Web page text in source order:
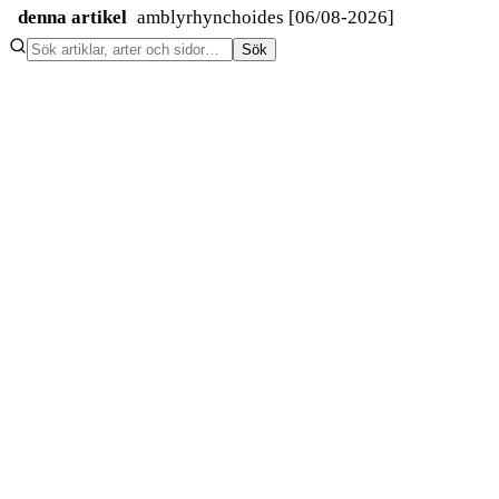
denna artikel amblyrhynchoides [06/08-2026]
Sök